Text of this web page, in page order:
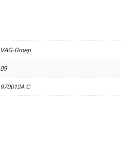
VAG-Groep
09
970012A C